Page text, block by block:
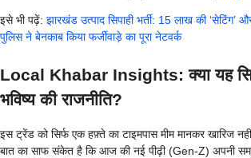
इसे भी पढ़ें: झारखंड उत्पाद सिपाही भर्ती: 15 लाख की ‘सेटिंग’
पुलिस ने बेनकाब किया फर्जीवाड़े का पूरा नेटवर्क
Local Khabar Insights: क्या यह
भविष्य की राजनीति?
इस ट्रेंड को सिर्फ एक हफ़्ते का टाइमपास मीम मानकर खारिज
बात का साफ संकेत है कि आज की नई पीढ़ी (Gen-Z) अपनी